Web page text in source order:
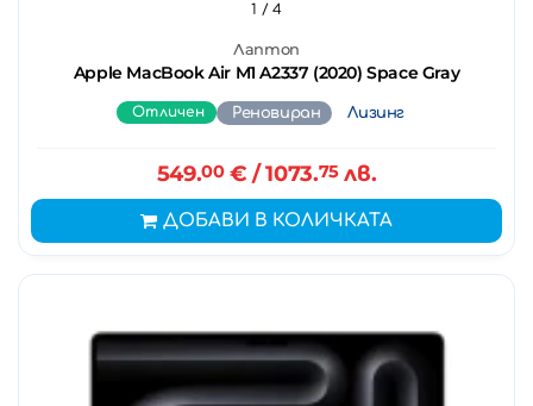
Лаптоп
Apple MacBook Air M1 A2337 (2020) Space Gray
1 / 4
Отличен Реновиран Лизинг
549.00€ / 1073.75лв.
ДОБАВИ В КОЛИЧКАТА